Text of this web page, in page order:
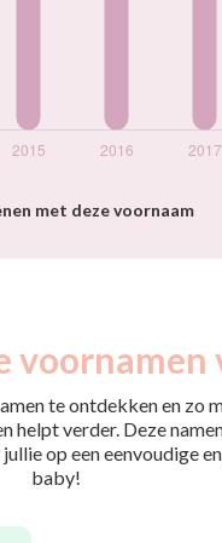
met deze voornaam
te ontdekken en zo
verder. Deze
op een eenvoudige
baby!